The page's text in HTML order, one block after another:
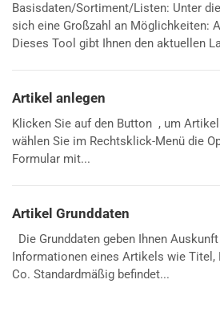
Basisdaten/Sortiment/Listen: Unter
sich eine Großzahl an Möglichkeiten:
Dieses Tool gibt Ihnen den aktuellen
Artikel anlegen
Klicken Sie auf den Button , um
wählen Sie im Rechtsklick-Menü die
Formular mit...
Artikel Grunddaten
Die Grunddaten geben Ihnen
Informationen eines Artikels wie Titel,
Co. Standardmäßig befindet...